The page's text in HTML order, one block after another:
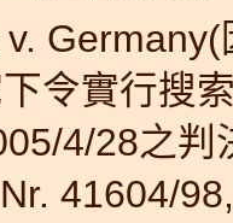
v. Germany(
令實行搜
4/28之判
41604/